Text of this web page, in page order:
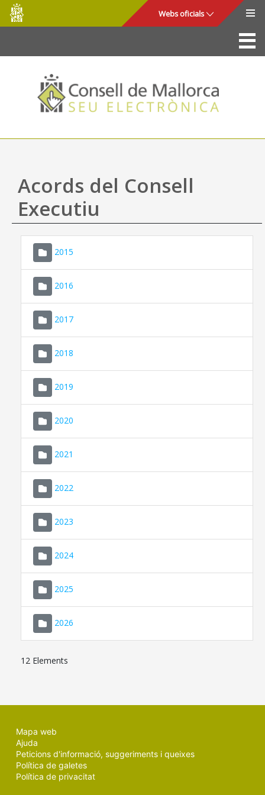
Salta al contingut principal
Consell
de
Mallorca
Webs oficials
La Seu
Consell de Mallorca
Accés i seguretat
Utilitats
Ajuda
Acords del Consell
Executiu
2015
2016
2017
2018
2019
2020
2021
2022
2023
2024
2025
2026
12 Elements
Mapa web
Ajuda
Peticions d'informació, suggeriments i queixes
Política de galetes
Política de privacitat